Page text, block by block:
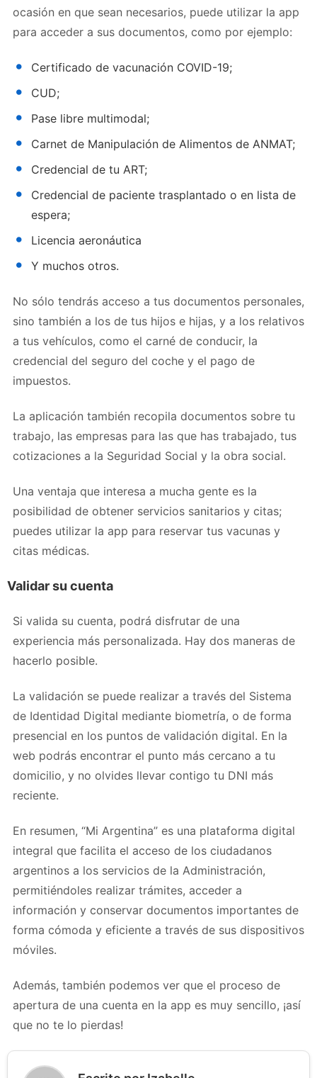
ocasión en que sean necesarios, puede utilizar la app
para acceder a sus documentos, como por ejemplo:
Certificado de vacunación COVID-19;
CUD;
Pase libre multimodal;
Carnet de Manipulación de Alimentos de ANMAT;
Credencial de tu ART;
Credencial de paciente trasplantado o en lista de
espera;
Licencia aeronáutica
Y muchos otros.
No sólo tendrás acceso a tus documentos personales,
sino también a los de tus hijos e hijas, y a los relativos
a tus vehículos, como el carné de conducir, la
credencial del seguro del coche y el pago de
impuestos.
La aplicación también recopila documentos sobre tu
trabajo, las empresas para las que has trabajado, tus
cotizaciones a la Seguridad Social y la obra social.
Una ventaja que interesa a mucha gente es la
posibilidad de obtener servicios sanitarios y citas;
puedes utilizar la app para reservar tus vacunas y
citas médicas.
Validar su cuenta
Si valida su cuenta, podrá disfrutar de una
experiencia más personalizada. Hay dos maneras de
hacerlo posible.
La validación se puede realizar a través del Sistema
de Identidad Digital mediante biometría, o de forma
presencial en los puntos de validación digital. En la
web podrás encontrar el punto más cercano a tu
domicilio, y no olvides llevar contigo tu DNI más
reciente.
En resumen, “Mi Argentina” es una plataforma digital
integral que facilita el acceso de los ciudadanos
argentinos a los servicios de la Administración,
permitiéndoles realizar trámites, acceder a
información y conservar documentos importantes de
forma cómoda y eficiente a través de sus dispositivos
móviles.
Además, también podemos ver que el proceso de
apertura de una cuenta en la app es muy sencillo, ¡así
que no te lo pierdas!